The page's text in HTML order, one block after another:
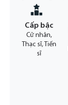
Cấp bậc
Cử nhân,
Thạc sĩ, Tiến
sĩ